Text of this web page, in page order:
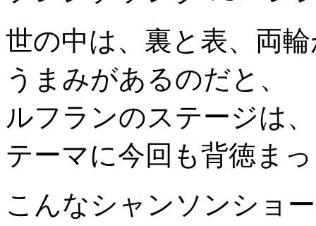
世の中は、裏と表、両
うまみがあるのだと、
ルフランのステージは
テーマに今回も背徳ま
こんなシャンソンショー